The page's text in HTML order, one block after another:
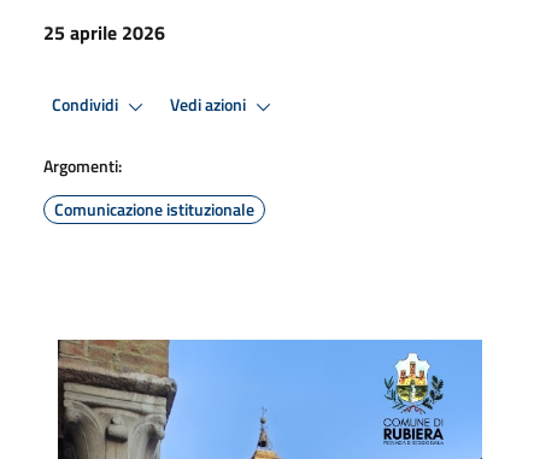
25 aprile 2026
Condividi Vedi azioni
Argomenti:
Comunicazione istituzionale